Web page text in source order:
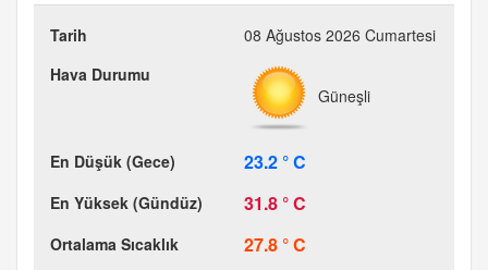
08 Ağustos 2026 Cumartesi
Güneşli
23.2 ° C
31.8 ° C
27.8 ° C